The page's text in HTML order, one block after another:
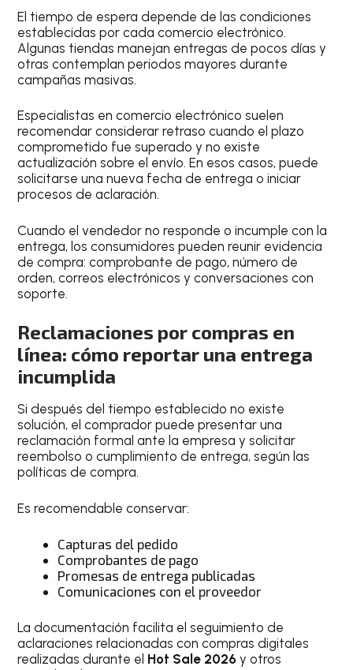
El tiempo de espera depende de las condiciones
establecidas por cada comercio electrónico.
Algunas tiendas manejan entregas de pocos días y
otras contemplan periodos mayores durante
campañas masivas.
Especialistas en comercio electrónico suelen
recomendar considerar retraso cuando el plazo
comprometido fue superado y no existe
actualización sobre el envío. En esos casos, puede
solicitarse una nueva fecha de entrega o iniciar
procesos de aclaración.
Cuando el vendedor no responde o incumple con la
entrega, los consumidores pueden reunir evidencia
de compra: comprobante de pago, número de
orden, correos electrónicos y conversaciones con
soporte.
Reclamaciones por compras en
línea: cómo reportar una entrega
incumplida
Si después del tiempo establecido no existe
solución, el comprador puede presentar una
reclamación formal ante la empresa y solicitar
reembolso o cumplimiento de entrega, según las
políticas de compra.
Es recomendable conservar:
Capturas del pedido
Comprobantes de pago
Promesas de entrega publicadas
Comunicaciones con el proveedor
La documentación facilita el seguimiento de
aclaraciones relacionadas con compras digitales
realizadas durante el Hot Sale 2026 y otros